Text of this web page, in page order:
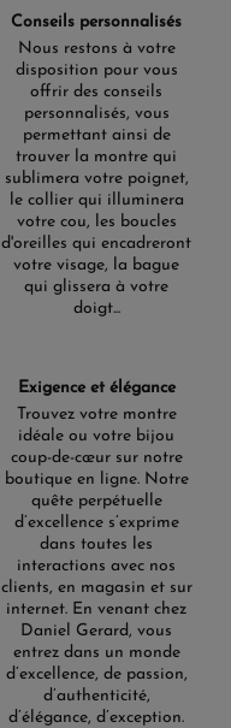
Conseils personnalisés
Nous restons à votre
disposition pour vous
offrir des conseils
personnalisés, vous
permettant ainsi de
trouver la montre qui
sublimera votre poignet,
le collier qui illuminera
votre cou, les boucles
d'oreilles qui encadreront
votre visage, la bague
qui glissera à votre
doigt...
Exigence et élégance
Trouvez votre montre
idéale ou votre bijou
coup-de-cœur sur notre
boutique en ligne. Notre
quête perpétuelle
d’excellence s’exprime
dans toutes les
interactions avec nos
clients, en magasin et sur
internet. En venant chez
Daniel Gerard, vous
entrez dans un monde
d’excellence, de passion,
d’authenticité,
d’élégance, d’exception.